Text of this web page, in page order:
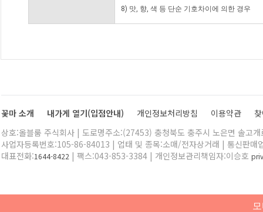
8) 맛, 향, 색 등 단순 기호차이에 의한 경우
꽃마 소개 내가게 열기(입점안내) 개인정보처리방침 이용약관
상호:올블룸 주식회사 | 도로명주소:(27453) 충청북도 충주시 노은면 솔고
사업자등록번호:105-86-84013 | 업태 및 종목:소매/전자상거래 | 통신판매
대표전화:1644-8422 | 팩스:043-853-3384 | 개인정보관리책임자:이승호